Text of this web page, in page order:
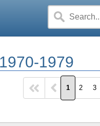
1979
1 2 3